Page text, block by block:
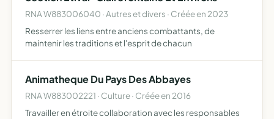
RNA W883006040 · Autres et divers · Créée en 2023
Resserrer les liens entre anciens combattants, de
maintenir les traditions et l'esprit de chacun
Animatheque Du Pays Des Abbayes
RNA W883002221 · Culture · Créée en 2016
Travailler en étroite collaboration avec les responsables